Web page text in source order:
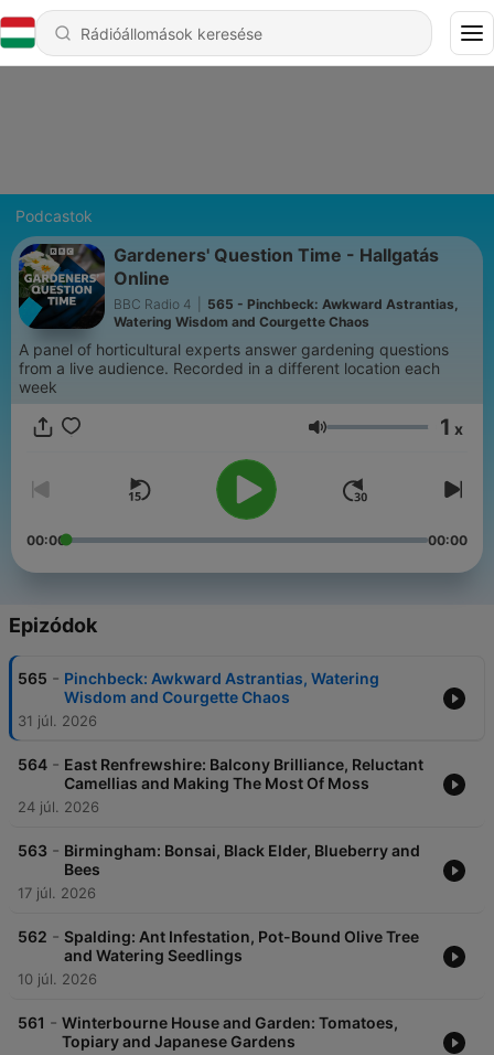
Podcastok
Gardeners' Question Time - Hallgatás
Online
BBC Radio 4
565 - Pinchbeck: Awkward Astrantias,
Watering Wisdom and Courgette Chaos
A panel of horticultural experts answer gardening questions
from a live audience. Recorded in a different location each
week
Hangerő 1 x
00:00 00:00
Epizódok
565 - Pinchbeck: Awkward Astrantias, Watering
Wisdom and Courgette Chaos
31 júl. 2026
564 - East Renfrewshire: Balcony Brilliance, Reluctant
Camellias and Making The Most Of Moss
24 júl. 2026
563 - Birmingham: Bonsai, Black Elder, Blueberry and
Bees
17 júl. 2026
562 - Spalding: Ant Infestation, Pot-Bound Olive Tree
and Watering Seedlings
10 júl. 2026
561 - Winterbourne House and Garden: Tomatoes,
Topiary and Japanese Gardens